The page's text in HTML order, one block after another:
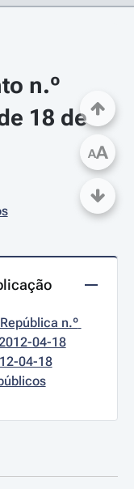
n.º
18 de
n.º
04-18
04-18
AA